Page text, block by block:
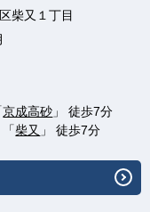
柴又１丁目
京成高砂 」 徒歩7分
「柴又 」 徒歩7分